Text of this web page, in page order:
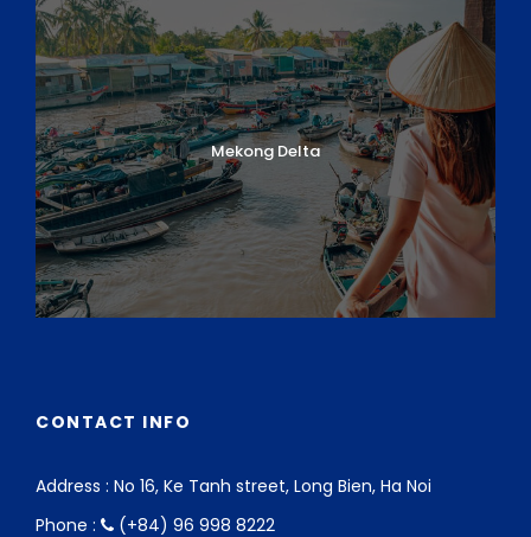
Mekong Delta
CONTACT INFO
Address : No 16, Ke Tanh street, Long Bien, Ha Noi
Phone :
(+84) 96 998 8222